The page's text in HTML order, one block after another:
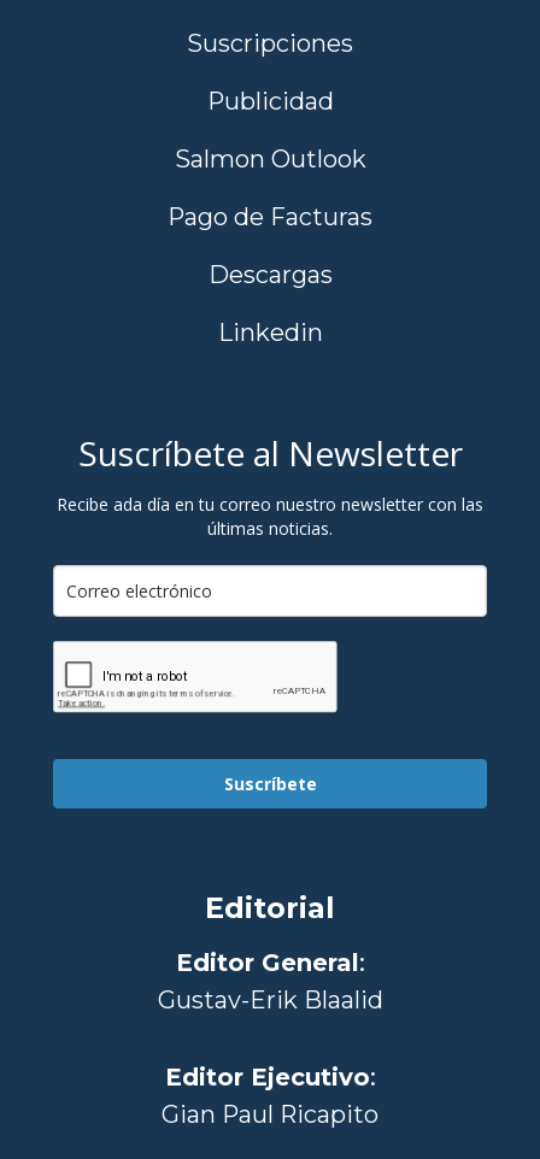
Suscripciones
Publicidad
Salmon Outlook
Pago de Facturas
Descargas
Linkedin
Suscríbete al Newsletter
Recibe ada día en tu correo nuestro newsletter con las
últimas noticias.
Suscríbete
Editorial
Editor General:
Gustav-Erik Blaalid
Editor Ejecutivo:
Gian Paul Ricapito